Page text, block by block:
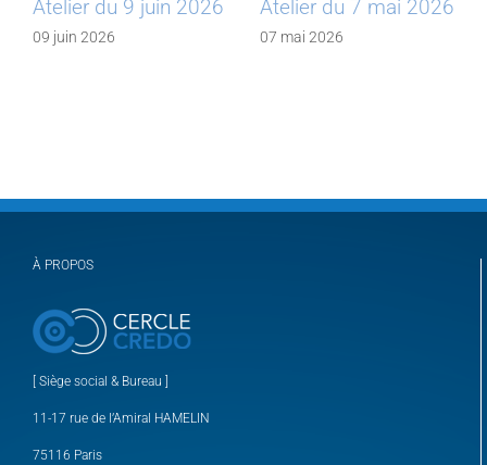
Atelier du 9 juin 2026
09 juin 2026
Atelier du 7 mai 2026
07 mai 2026
À PROPOS
[ Siège social & Bureau ]
11-17 rue de l’Amiral HAMELIN
75116 Paris